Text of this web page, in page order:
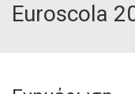
Euroscola